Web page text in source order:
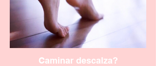
Caminar descalza?